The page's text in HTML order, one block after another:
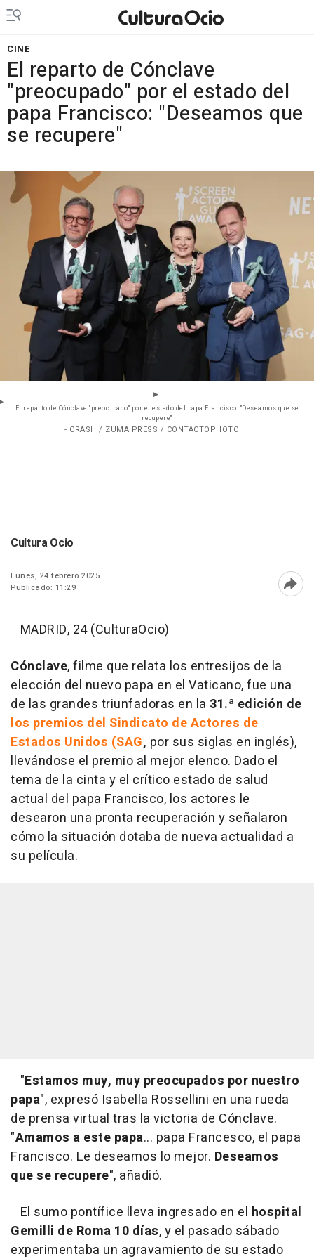
CINE
El reparto de Cónclave
"preocupado" por el estado del
papa Francisco: "Deseamos que
se recupere"
El reparto de Cónclave "preocupado" por el estado del papa Francisco: "Deseamos que se
recupere"
- CRASH / ZUMA PRESS / CONTACTOPHOTO
Cultura Ocio
Lunes, 24 febrero 2025
Publicado: 11:29
MADRID, 24 (CulturaOcio)
Cónclave, filme que relata los entresijos de la
elección del nuevo papa en el Vaticano, fue una
de las grandes triunfadoras en la 31.ª edición de
los premios del Sindicato de Actores de
Estados Unidos (SAG, por sus siglas en inglés),
llevándose el premio al mejor elenco. Dado el
tema de la cinta y el crítico estado de salud
actual del papa Francisco, los actores le
desearon una pronta recuperación y señalaron
cómo la situación dotaba de nueva actualidad a
su película.
"Estamos muy, muy preocupados por nuestro
papa", expresó Isabella Rossellini en una rueda
de prensa virtual tras la victoria de Cónclave.
"Amamos a este papa... papa Francesco, el papa
Francisco. Le deseamos lo mejor. Deseamos
que se recupere", añadió.
El sumo pontífice lleva ingresado en el hospital
Gemilli de Roma 10 días, y el pasado sábado
experimentaba un agravamiento de su estado